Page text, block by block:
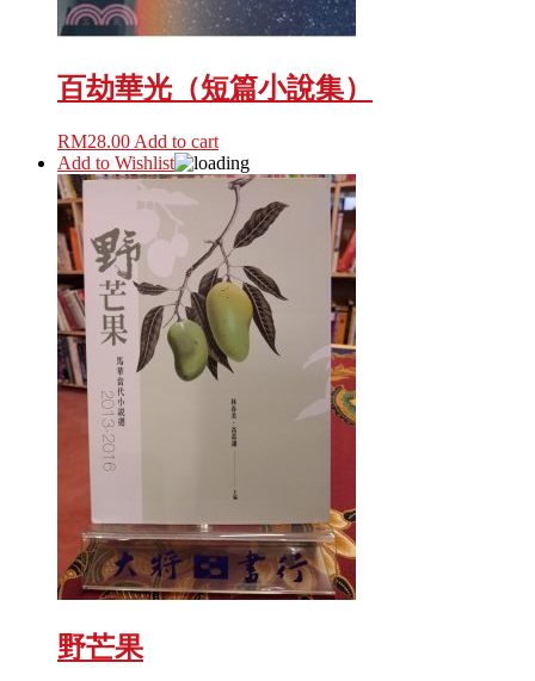
百劫華光（短篇小說集）
RM28.00 Add to cart
Add to Wishlist
野芒果